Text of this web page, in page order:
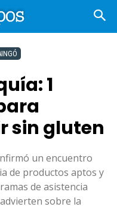
1
sin gluten
un encuentro
de productos aptos y
de asistencia
sobre la